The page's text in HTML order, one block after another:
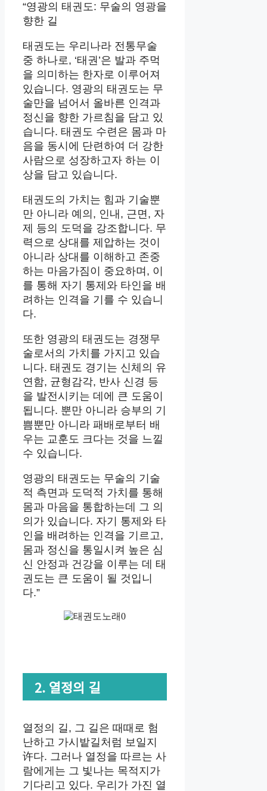
“영광의 태권도: 무술의 영광을
향한 길
태권도는 우리나라 전통무술
중 하나로, ‘태권’은 발과 주먹
을 의미하는 한자로 이루어져
있습니다. 영광의 태권도는 무
술만을 넘어서 올바른 인격과
정신을 향한 가르침을 담고 있
습니다. 태권도 수련은 몸과 마
음을 동시에 단련하여 더 강한
사람으로 성장하고자 하는 이
상을 담고 있습니다.
태권도의 가치는 힘과 기술뿐
만 아니라 예의, 인내, 근면, 자
제 등의 도덕을 강조합니다. 무
력으로 상대를 제압하는 것이
아니라 상대를 이해하고 존중
하는 마음가짐이 중요하며, 이
를 통해 자기 통제와 타인을 배
려하는 인격을 기를 수 있습니
다.
또한 영광의 태권도는 경쟁무
술로서의 가치를 가지고 있습
니다. 태권도 경기는 신체의 유
연함, 균형감각, 반사 신경 등
을 발전시키는 데에 큰 도움이
됩니다. 뿐만 아니라 승부의 기
쁨뿐만 아니라 패배로부터 배
우는 교훈도 크다는 것을 느낄
수 있습니다.
영광의 태권도는 무술의 기술
적 측면과 도덕적 가치를 통해
몸과 마음을 통합하는데 그 의
의가 있습니다. 자기 통제와 타
인을 배려하는 인격을 기르고,
몸과 정신을 통일시켜 높은 심
신 안정과 건강을 이루는 데 태
권도는 큰 도움이 될 것입니
다.”
2. 열정의 길
열정의 길, 그 길은 때때로 험
난하고 가시밭길처럼 보일지
许다. 그러나 열정을 따르는 사
람에게는 그 빛나는 목적지가
기다리고 있다. 우리가 가진 열